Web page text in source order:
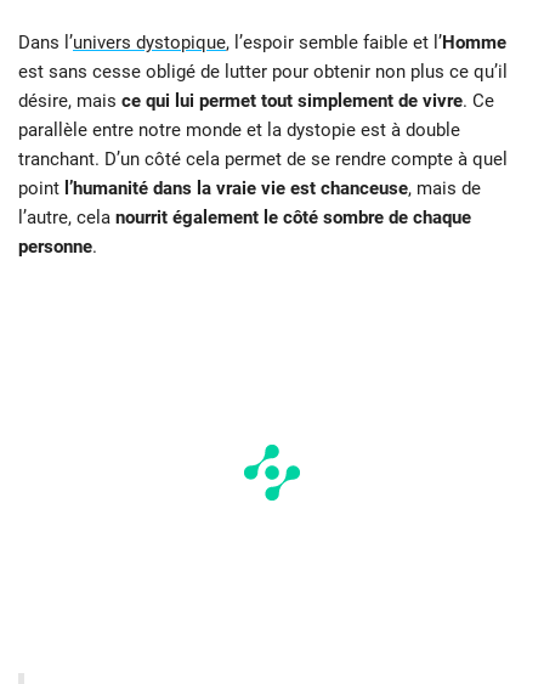
Dans l’univers dystopique, l’espoir semble faible et l’Homme
est sans cesse obligé de lutter pour obtenir non plus ce qu’il
désire, mais ce qui lui permet tout simplement de vivre. Ce
parallèle entre notre monde et la dystopie est à double
tranchant. D’un côté cela permet de se rendre compte à quel
point l’humanité dans la vraie vie est chanceuse, mais de
l’autre, cela nourrit également le côté sombre de chaque
personne.